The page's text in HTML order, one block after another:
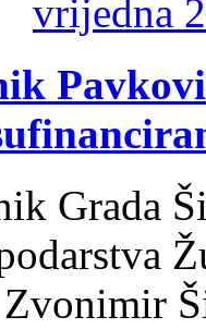
Grada
Zvonimir